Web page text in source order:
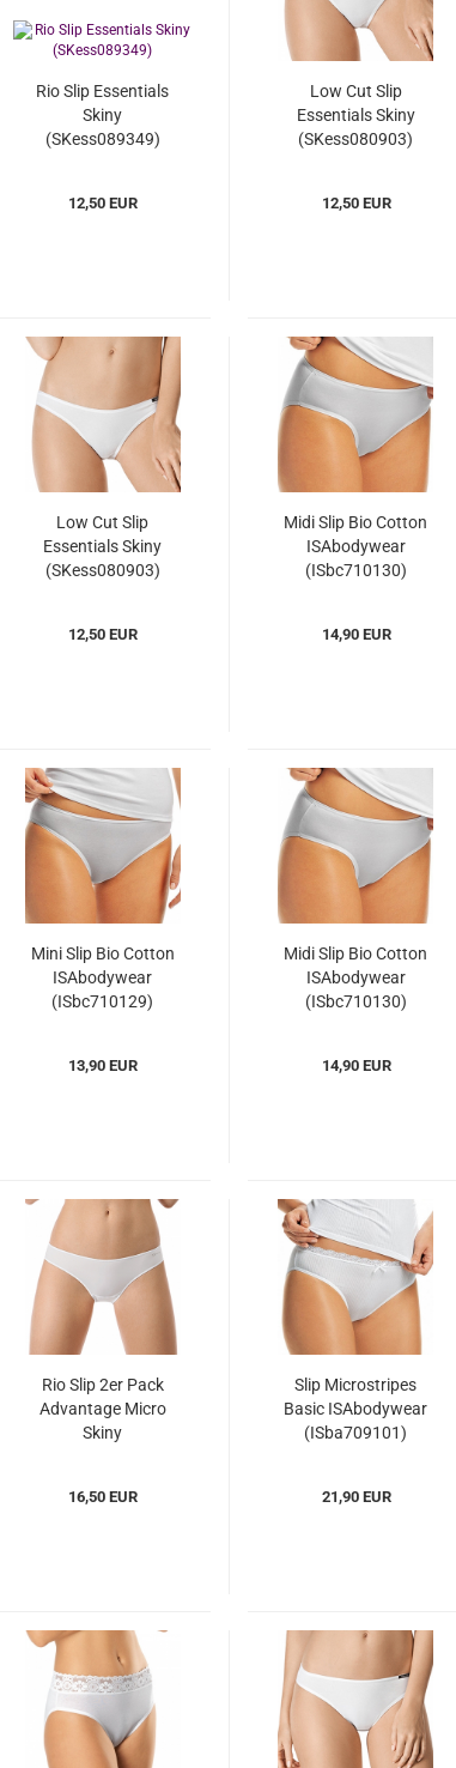
Rio Slip Essentials
Skiny
(SKess089349)
12,50 EUR
Low Cut Slip
Essentials Skiny
(SKess080903)
12,50 EUR
Low Cut Slip
Essentials Skiny
(SKess080903)
12,50 EUR
Midi Slip Bio Cotton
ISAbodywear
(ISbc710130)
14,90 EUR
Mini Slip Bio Cotton
ISAbodywear
(ISbc710129)
13,90 EUR
Midi Slip Bio Cotton
ISAbodywear
(ISbc710130)
14,90 EUR
Rio Slip 2er Pack
Advantage Micro
Skiny
16,50 EUR
Slip Microstripes
Basic ISAbodywear
(ISba709101)
21,90 EUR